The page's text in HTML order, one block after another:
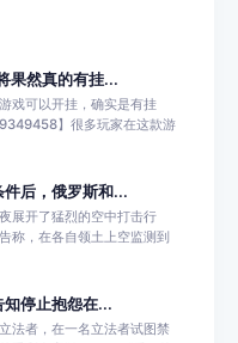
果然真的有挂...
戏可以开挂，确实是有挂
】很多玩家在这款游
后，俄罗斯和...
展开了猛烈的空中打击行
称，在各自领土上空监测到
停止抱怨在...
法者，在一名立法者试图禁